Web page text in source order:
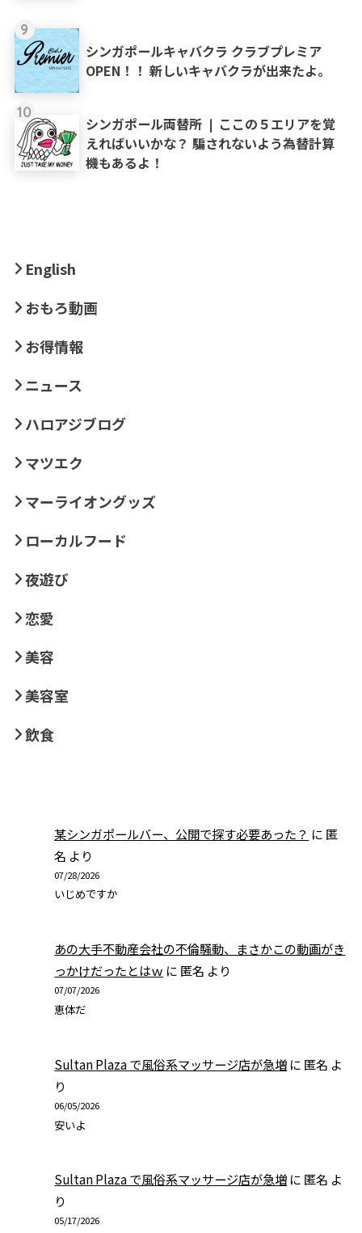
9
シンガポールキャバクラ クラブプレミア
OPEN！！ 新しいキャバクラが出来たよ。
10
シンガポール両替所 ❘ ここの５エリアを覚
えればいいかな？ 騙されないよう為替計算
機もあるよ！
English
おもろ動画
お得情報
ニュース
ハロアジブログ
マツエク
マーライオングッズ
ローカルフード
夜遊び
恋愛
美容
美容室
飲食
某シンガポールバー、公開で探す必要あった？ に 匿
名 より
07/28/2026
いじめですか
あの大手不動産会社の不倫騒動、まさかこの動画がき
っかけだったとはｗ に 匿名 より
07/07/2026
恵体だ
Sultan Plaza で風俗系マッサージ店が急増 に 匿名 よ
り
06/05/2026
安いよ
Sultan Plaza で風俗系マッサージ店が急増 に 匿名 よ
り
05/17/2026